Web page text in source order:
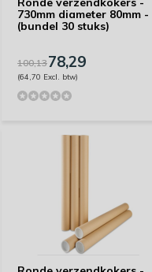
730mm diameter 80mm -
(bundel 30 stuks)
100,1378,29
(64,70 Excl. btw)